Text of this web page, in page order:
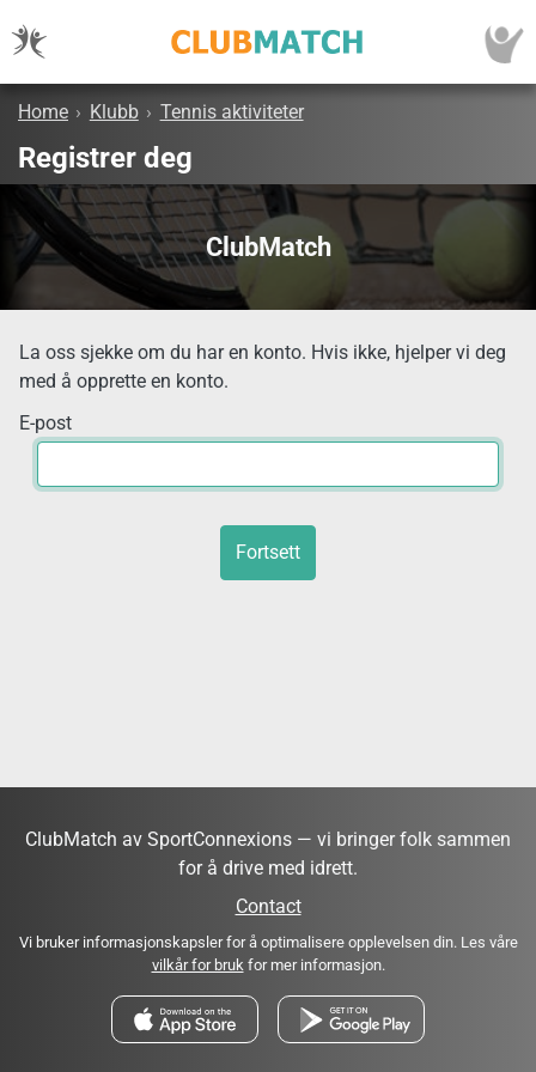
Home › Klubb › Tennis aktiviteter
Registrer deg
ClubMatch
La oss sjekke om du har en konto. Hvis ikke, hjelper vi deg
med å opprette en konto.
E-post
Fortsett
ClubMatch av SportConnexions — vi bringer folk sammen
for å drive med idrett.
Contact
Vi bruker informasjonskapsler for å optimalisere opplevelsen din. Les våre
vilkår for brukfor mer informasjon.